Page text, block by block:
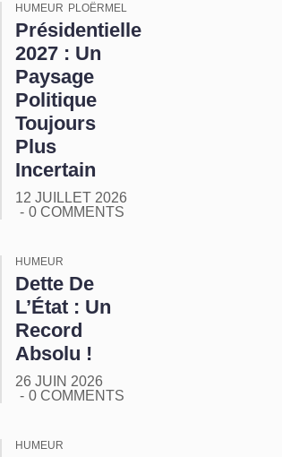
HUMEUR PLOËRMEL
Présidentielle
2027 : Un
Paysage
Politique
Toujours
Plus
Incertain
12 JUILLET 2026
0 COMMENTS
HUMEUR
Dette De
L’État : Un
Record
Absolu !
26 JUIN 2026
0 COMMENTS
HUMEUR